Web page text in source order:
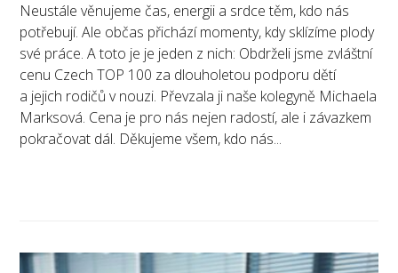
Neustále věnujeme čas, energii a srdce těm, kdo nás
potřebují. Ale občas přichází momenty, kdy sklízíme plody
své práce. A toto je je jeden z nich: Obdrželi jsme zvláštní
cenu Czech TOP 100 za dlouholetou podporu dětí
a jejich rodičů v nouzi. Převzala ji naše kolegyně Michaela
Marksová. Cena je pro nás nejen radostí, ale i závazkem
pokračovat dál. Děkujeme všem, kdo nás...